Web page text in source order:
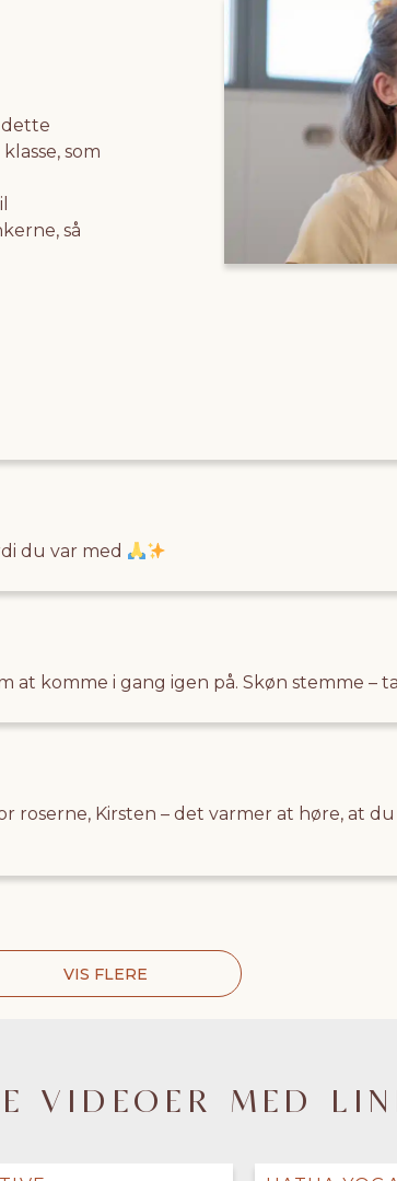
dette
som
så
du var med
at komme i gang igen på. Skøn stemme –
roserne, Kirsten – det varmer at høre, at
VIS FLERE
VIDEOER MED